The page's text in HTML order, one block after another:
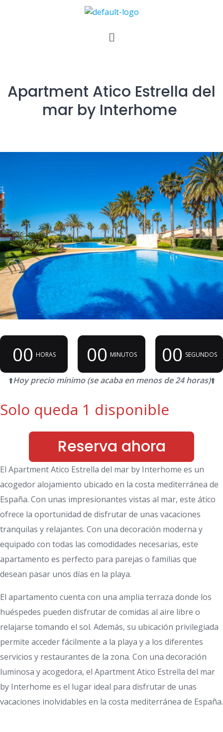
Apartment Atico Estrella del
mar by Interhome
00 HORAS 00 MINUTOS 00 SEGUNDOS
⬆️Hoy precio mínimo (se acaba en menos de 24 horas)⬆️
Solo queda 1 disponible
Reserva ahora
El Apartment Atico Estrella del mar by Interhome es un
acogedor alojamiento ubicado en la costa mediterránea de
España. Con unas impresionantes vistas al mar, este ático
ofrece la oportunidad de disfrutar de unas vacaciones
tranquilas y relajantes. Con una decoración moderna y
equipado con todas las comodidades necesarias, este
apartamento es perfecto para parejas o familias que
desean pasar unos días en la playa.
El apartamento cuenta con una amplia terraza donde los
huéspedes pueden disfrutar de comidas al aire libre o
relajarse tomando el sol. Además, su ubicación privilegiada
permite acceder fácilmente a la playa y a los diferentes
servicios y restaurantes de la zona. Con una decoración
luminosa y acogedora, el Apartment Atico Estrella del mar
by Interhome es el lugar ideal para disfrutar de unas
vacaciones inolvidables en la costa mediterránea de España.